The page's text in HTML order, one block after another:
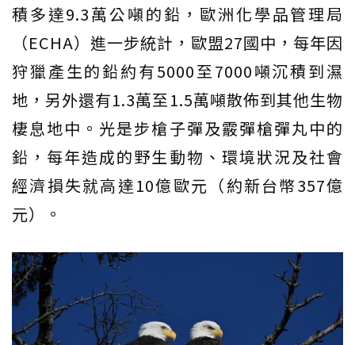
積多達9.3萬公噸的鉛，歐洲化學品管理局
（ECHA）進一步統計，歐盟27國中，每年因
狩獵產生的鉛約有5000至7000噸沉積到濕
地，另外還有1.3萬至1.5萬噸散佈到其他生物
棲息地中。光是步槍子彈及霰彈槍彈丸中的
鉛，每年造成的野生動物、環境狀況及社會
經濟損失就高達10億歐元（約新台幣357億
元）。